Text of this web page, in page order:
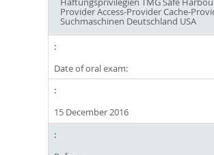
Provider Access-Provider Cache-
Suchmaschinen Deutschland USA
Date of oral exam:
15 December 2016